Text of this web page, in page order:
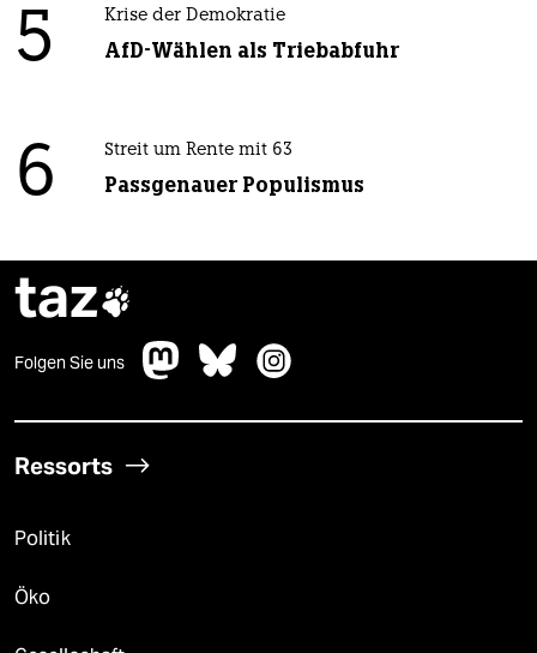
5 Krise der Demokratie
AfD-Wählen als Triebabfuhr
6 Streit um Rente mit 63
Passgenauer Populismus
taz
Folgen Sie uns
Ressorts
Politik
Öko